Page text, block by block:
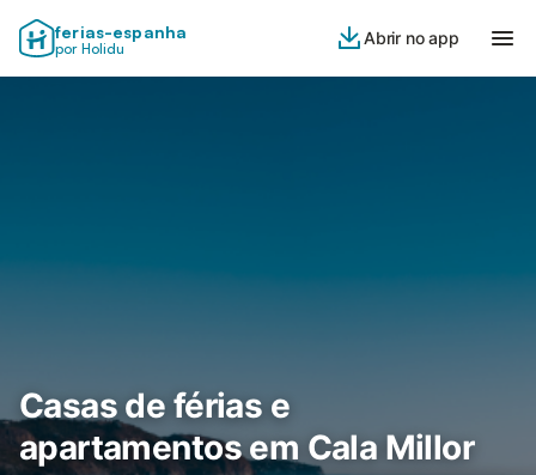
ferias-espanha
por Holidu
Abrir no app
Casas de férias e
apartamentos em Cala Millor